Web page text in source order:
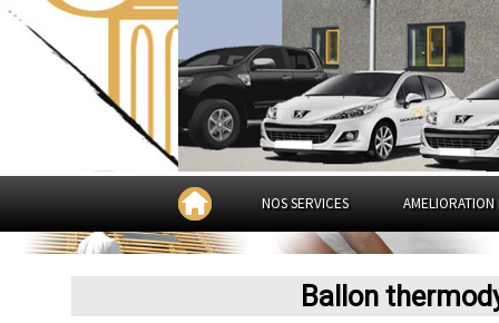
NOS SERVICES AMELIORATION
Ballon